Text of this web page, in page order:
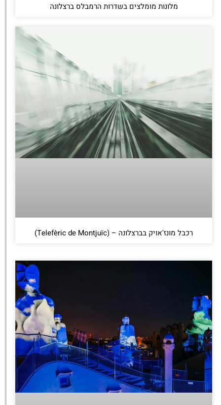
מלונות מומלצים בשדרות הרמבלס ברצלונה
רכבל מונז'אויק בברצלונה – (Telefèric de Montjuïc)